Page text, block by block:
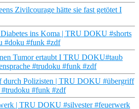
Zivilcourage hätte sie fast getötet I
ins Koma | TRU DOKU #shorts
#doku #funk #zdf
Tumor ertaubt I TRU DOKU#taub
#trudoku #funk #zdf
durch Polizisten | TRU DOKU #übergriff
#funk #zdf
| TRU DOKU #silvester #feuerwerk